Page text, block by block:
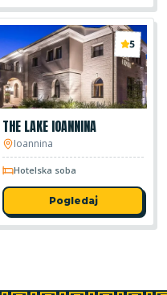
5
THE LAKE IOANNINA
Ioannina
Hotelska soba
Pogledaj